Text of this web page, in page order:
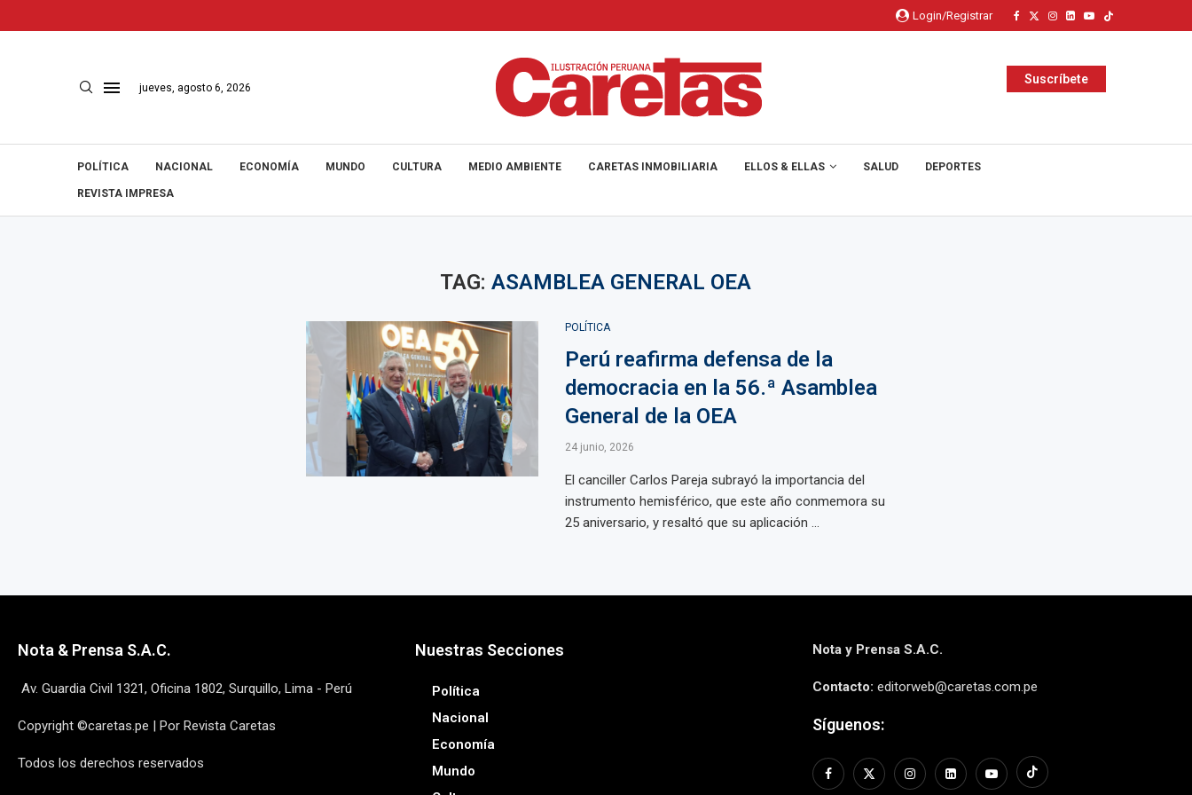
Login/Registrar
jueves, agosto 6, 2026
Suscríbete
POLÍTICA NACIONAL ECONOMÍA MUNDO CULTURA MEDIO AMBIENTE CARETAS INMOBILIARIA ELLOS & ELLAS SALUD DEPORTES
REVISTA IMPRESA
TAG:ASAMBLEA GENERAL OEA
POLÍTICA
Perú reafirma defensa de la
democracia en la 56.ª Asamblea
General de la OEA
24 junio, 2026
El canciller Carlos Pareja subrayó la importancia del
instrumento hemisférico, que este año conmemora su
25 aniversario, y resaltó que su aplicación ...
Nota & Prensa S.A.C.
Av. Guardia Civil 1321, Oficina 1802, Surquillo, Lima - Perú
Copyright ©caretas.pe | Por Revista Caretas
Todos los derechos reservados
Nuestras Secciones
Política
Nacional
Economía
Mundo
Nota y Prensa S.A.C.
Contacto: editorweb@caretas.com.pe
Síguenos: